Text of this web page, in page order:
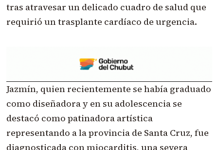
tras atravesar un delicado cuadro de salud que
requirió un trasplante cardíaco de urgencia.
Jazmín, quien recientemente se había graduado
como diseñadora y en su adolescencia se
destacó como patinadora artística
representando a la provincia de Santa Cruz, fue
diagnosticada con miocarditis, una severa